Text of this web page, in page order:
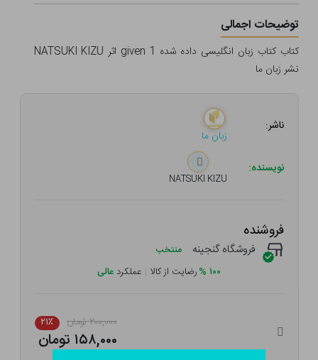
توضیحات اجمالی
کتاب کتاب زبان انگلیسی داده شده given 1 اثر NATSUKI KIZU
نشر زبان ما
ناشر:
زبان ما
نویسنده:
NATSUKI KIZU
فروشنده
فروشگاه گنجینه منتخب
۱۰۰ %رضایت از کالا | عملکرد عالی
۲۰۰,۰۰۰ تومان ۲۱٪
۱۵۸,۰۰۰ تومان